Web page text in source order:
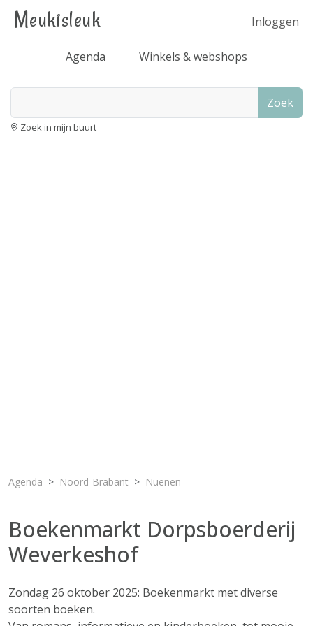
Meukisleuk Inloggen
Agenda Winkels & webshops
Zoek
Zoek in mijn buurt
Agenda Noord-Brabant Nuenen
Boekenmarkt Dorpsboerderij
Weverkeshof
Zondag 26 oktober 2025: Boekenmarkt met diverse
soorten boeken.